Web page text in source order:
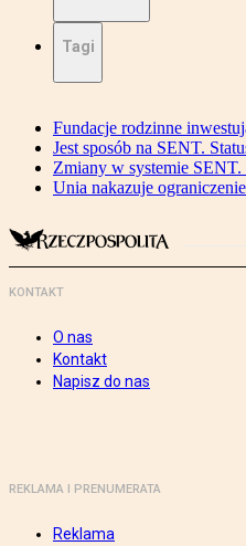
Tagi
Fundacje rodzinne
Jest sposób na SENT.
Zmiany w systemie
Unia nakazuje
KONTAKT
O nas
Kontakt
Napisz do nas
REKLAMA I PRENUMERATA
Reklama